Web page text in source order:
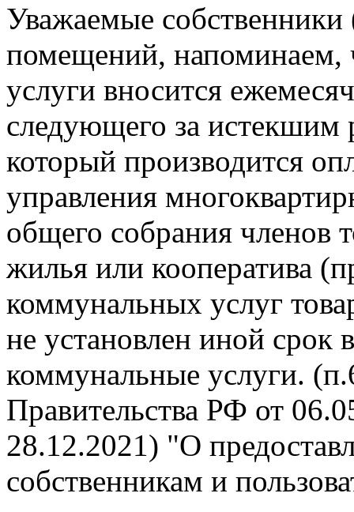
Уважаемые
помещений, напоминаем,
услуги вносится
следующего за истекшим
который производится
управления
общего собрания членов
жилья или кооператива
коммунальных услуг
не установлен иной срок
коммунальные услуги.
Правительства РФ от
28.12.2021) "О
собственникам и